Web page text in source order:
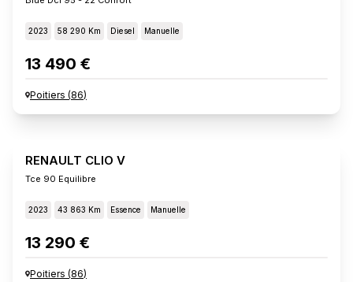
2023 58 290 Km Diesel Manuelle
13 490 €
Poitiers (86)
RENAULT CLIO V
Tce 90 Equilibre
2023 43 863 Km Essence Manuelle
13 290 €
Poitiers (86)